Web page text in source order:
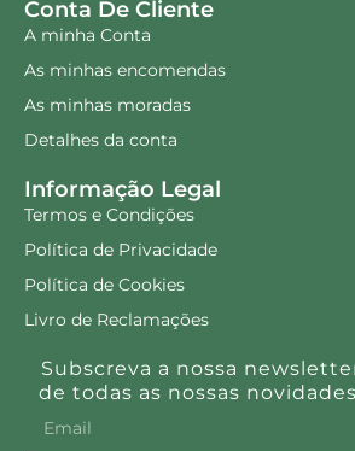
Conta De Cliente
A minha Conta
As minhas encomendas
As minhas moradas
Detalhes da conta
Informação Legal
Termos e Condições
Política de Privacidade
Política de Cookies
Livro de Reclamações
Subscreva a nossa
de todas as nossas